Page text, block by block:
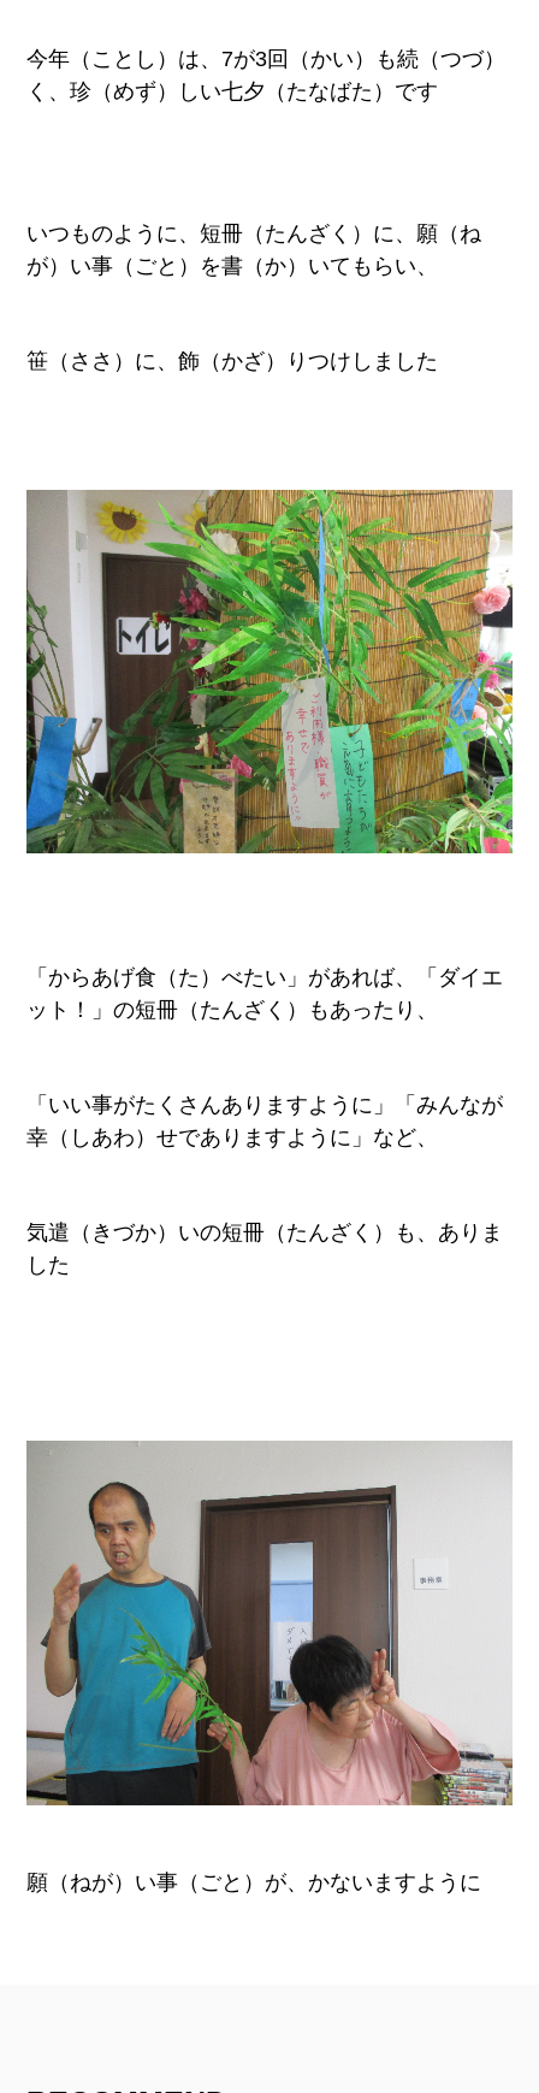
今年（ことし）は、7が3回（かい）も続（つづ）
く、珍（めず）しい七夕（たなばた）です
いつものように、短冊（たんざく）に、願（ね
が）い事（ごと）を書（か）いてもらい、
笹（ささ）に、飾（かざ）りつけしました
「からあげ食（た）べたい」があれば、「ダイエ
ット！」の短冊（たんざく）もあったり、
「いい事がたくさんありますように」「みんなが
幸（しあわ）せでありますように」など、
気遣（きづか）いの短冊（たんざく）も、ありま
した
願（ねが）い事（ごと）が、かないますように